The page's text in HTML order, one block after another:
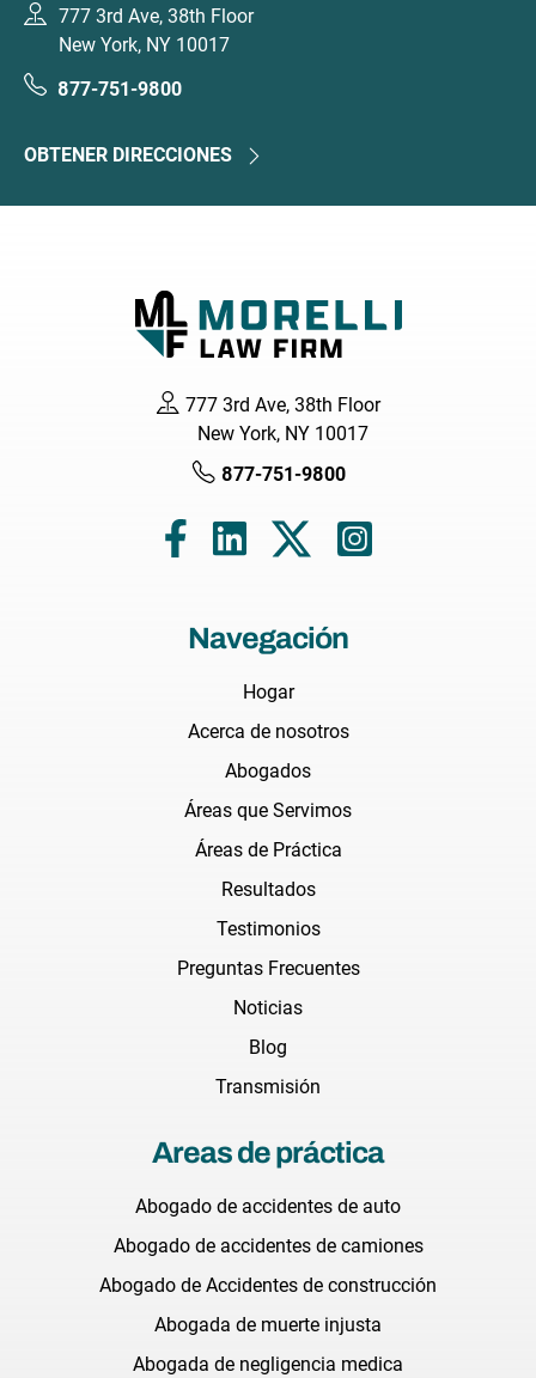
777 3rd Ave, 38th Floor
New York, NY 10017
877-751-9800
OBTENER DIRECCIONES
777 3rd Ave, 38th Floor
New York, NY 10017
877-751-9800
Navegación
Hogar
Acerca de nosotros
Abogados
Áreas que Servimos
Áreas de Práctica
Resultados
Testimonios
Preguntas Frecuentes
Noticias
Blog
Transmisión
Areas de práctica
Abogado de accidentes de auto
Abogado de accidentes de camiones
Abogado de Accidentes de construcción
Abogada de muerte injusta
Abogada de negligencia medica